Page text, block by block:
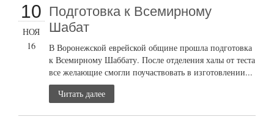
10
НОЯ
16
Подготовка к Всемирному
Шабат
В Воронежской еврейской общине прошла подготовка
к Всемирному Шаббату. После отделения халы от теста
все желающие смогли поучаствовать в изготовлении...
Читать далее